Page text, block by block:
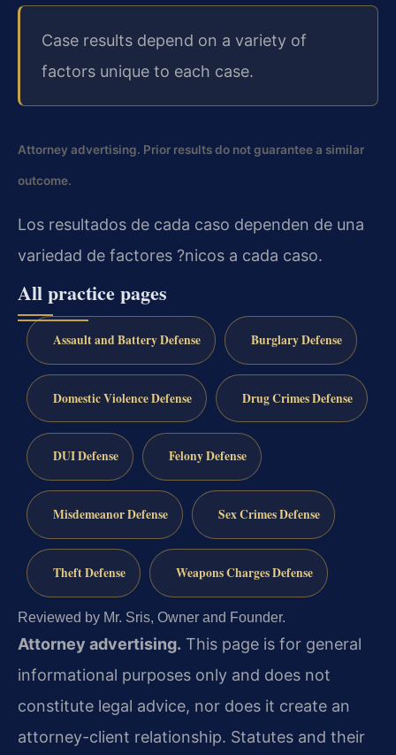
Case results depend on a variety of
factors unique to each case.
Attorney advertising. Prior results do not guarantee a similar
outcome.
Los resultados de cada caso dependen de una
variedad de factores ?nicos a cada caso.
All practice pages
Assault and Battery Defense Burglary Defense
Domestic Violence Defense Drug Crimes Defense
DUI Defense Felony Defense
Misdemeanor Defense Sex Crimes Defense
Theft Defense Weapons Charges Defense
Reviewed by Mr. Sris, Owner and Founder.
Attorney advertising. This page is for general
informational purposes only and does not
constitute legal advice, nor does it create an
attorney-client relationship. Statutes and their